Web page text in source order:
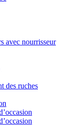
avec nourrisseur
des ruches